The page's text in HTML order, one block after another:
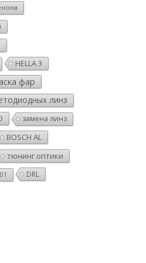
HELLA 3
фар
линз
замена линз
BOSCH AL
тюнинг оптики
DRL